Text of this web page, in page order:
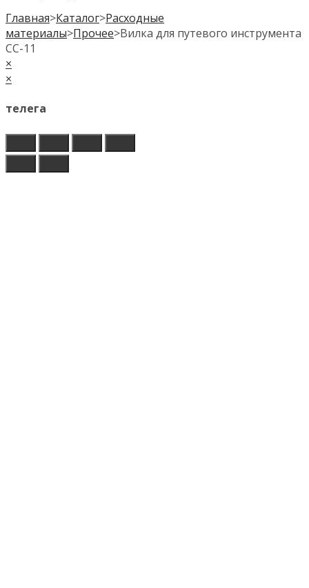
Главная>Каталог>Расходные
материалы>Прочее>Вилка для путевого инструмента
СС-11
×
×
телега